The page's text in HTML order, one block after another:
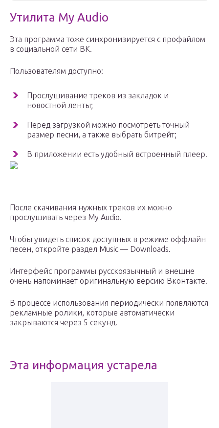
Утилита My Audio
Эта программа тоже синхронизируется с профайлом
в социальной сети ВК.
Пользователям доступно:
Прослушивание треков из закладок и
новостной ленты;
Перед загрузкой можно посмотреть точный
размер песни, а также выбрать битрейт;
В приложении есть удобный встроенный плеер.
После скачивания нужных треков их можно
прослушивать через My Audio.
Чтобы увидеть список доступных в режиме оффлайн
песен, откройте раздел Music — Downloads.
Интерфейс программы русскоязычный и внешне
очень напоминает оригинальную версию Вконтакте.
В процессе использования периодически появляются
рекламные ролики, которые автоматически
закрываются через 5 секунд.
Эта информация устарела